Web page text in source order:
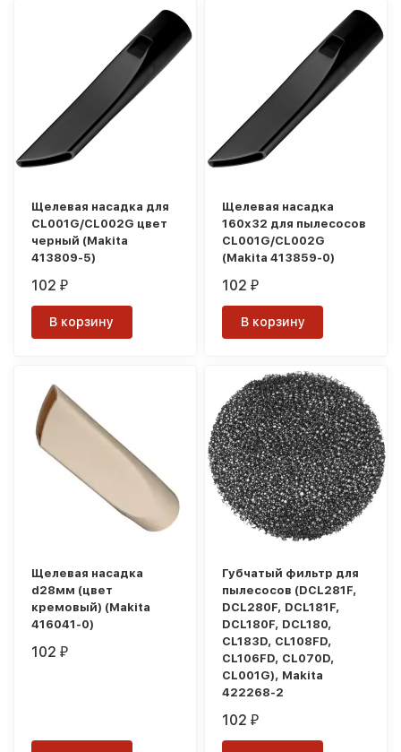
Щелевая насадка для
CL001G/CL002G цвет
черный (Makita
413809-5)
102₽
В корзину
Щелевая насадка
160x32 для пылесосов
CL001G/CL002G
(Makita 413859-0)
102₽
В корзину
Щелевая насадка
d28мм (цвет
кремовый) (Makita
416041-0)
102₽
Губчатый фильтр для
пылесосов (DCL281F,
DCL280F, DCL181F,
DCL180F, DCL180,
CL183D, CL108FD,
CL106FD, CL070D,
CL001G), Makita
422268-2
102₽